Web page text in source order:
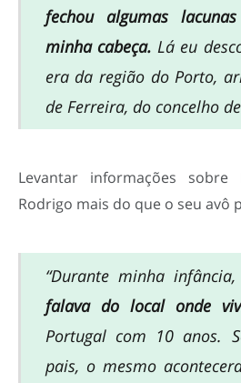
fechou algumas
minha cabeça. Lá eu
era da região do Porto,
de Ferreira, do concelho
Levantar informações sobre
Rodrigo mais do que o seu avô
“Durante minha infância,
falava do local onde
Portugal com 10 anos.
pais, o mesmo